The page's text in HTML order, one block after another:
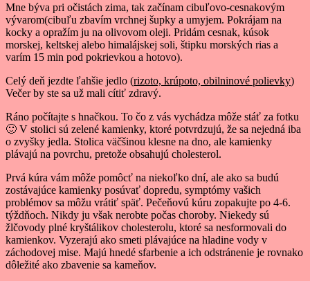
Mne býva pri očistách zima, tak začínam cibuľovo-cesnakovým
vývarom(cibuľu zbavím vrchnej šupky a umyjem. Pokrájam na
kocky a opražím ju na olivovom oleji. Pridám cesnak, kúsok
morskej, keltskej alebo himalájskej soli, štipku morských rias a
varím 15 min pod pokrievkou a hotovo).
Celý deň jezdte ľahšie jedlo (rizoto, krúpoto, obilninové polievky)
Večer by ste sa už mali cítiť zdravý.
Ráno počítajte s hnačkou. To čo z vás vychádza môže stáť za fotku
🙂 V stolici sú zelené kamienky, ktoré potvrdzujú, že sa nejedná iba
o zvyšky jedla. Stolica väčšinou klesne na dno, ale kamienky
plávajú na povrchu, pretože obsahujú cholesterol.
Prvá kúra vám môže pomôcť na niekoľko dní, ale ako sa budú
zostávajúce kamienky posúvať dopredu, symptómy vašich
problémov sa môžu vrátiť späť. Pečeňovú kúru zopakujte po 4-6.
týždňoch. Nikdy ju však nerobte počas choroby. Niekedy sú
žlčovody plné kryštálikov cholesterolu, ktoré sa nesformovali do
kamienkov. Vyzerajú ako smeti plávajúce na hladine vody v
záchodovej mise. Majú hnedé sfarbenie a ich odstránenie je rovnako
dôležité ako zbavenie sa kameňov.